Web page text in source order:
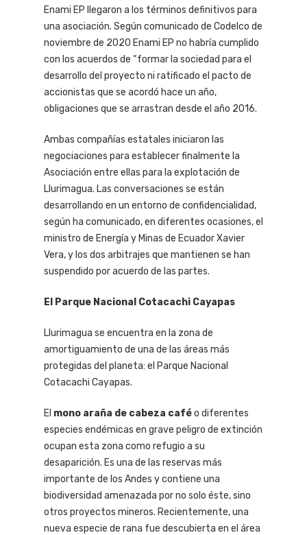
Enami EP llegaron a los términos definitivos para
una asociación. Según comunicado de Codelco de
noviembre de 2020 Enami EP no habría cumplido
con los acuerdos de “formar la sociedad para el
desarrollo del proyecto ni ratificado el pacto de
accionistas que se acordó hace un año,
obligaciones que se arrastran desde el año 2016.
Ambas compañías estatales iniciaron las
negociaciones para establecer finalmente la
Asociación entre ellas para la explotación de
Llurimagua. Las conversaciones se están
desarrollando en un entorno de confidencialidad,
según ha comunicado, en diferentes ocasiones, el
ministro de Energía y Minas de Ecuador Xavier
Vera, y los dos arbitrajes que mantienen se han
suspendido por acuerdo de las partes.
El Parque Nacional Cotacachi Cayapas
Llurimagua se encuentra en la zona de
amortiguamiento de una de las áreas más
protegidas del planeta: el Parque Nacional
Cotacachi Cayapas.
El mono araña de cabeza caféo diferentes
especies endémicas en grave peligro de extinción
ocupan esta zona como refugio a su
desaparición. Es una de las reservas más
importante de los Andes y contiene una
biodiversidad amenazada por no solo éste, sino
otros proyectos mineros. Recientemente, una
nueva especie de rana fue descubierta en el área